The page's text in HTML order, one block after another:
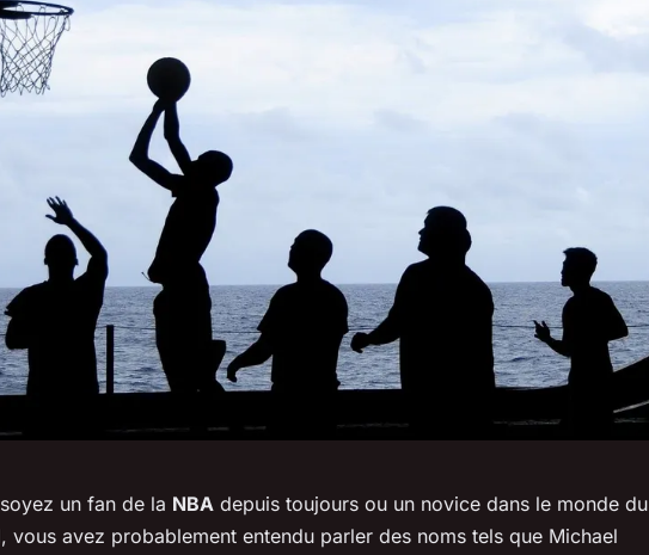
un fan de la NBA depuis toujours ou un novice dans le monde du
vous avez probablement entendu parler des noms tels que Michael